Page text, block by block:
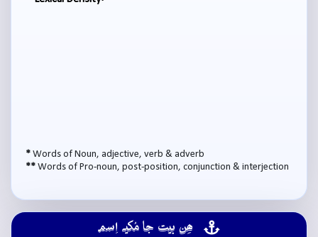
* Words of Noun, adjective, verb & adverb
** Words of Pro-noun, post-position, conjunction & interjection
ھِن بيت جا مُکيہ اِسم